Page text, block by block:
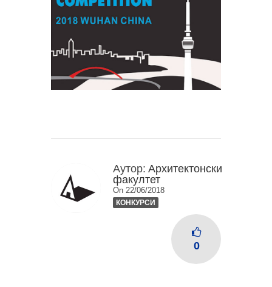
Аутор: Архитектонски
факултет
On 22/06/2018
КОНКУРСИ
0